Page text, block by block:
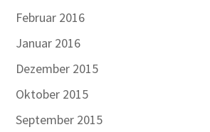
Februar 2016
Januar 2016
Dezember 2015
Oktober 2015
September 2015